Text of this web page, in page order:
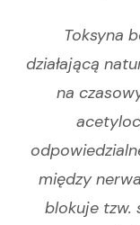
Toksyna
działającą
na
między
blokuje tzw.